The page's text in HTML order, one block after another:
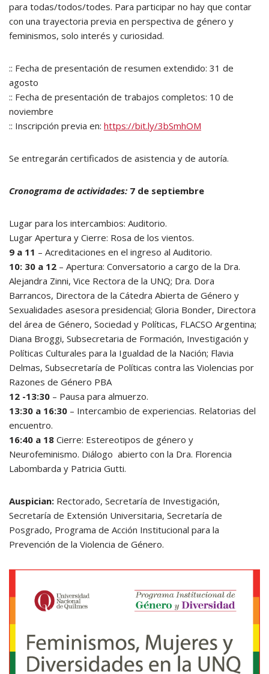
para todas/todos/todes. Para participar no hay que contar
con una trayectoria previa en perspectiva de género y
feminismos, solo interés y curiosidad.
:: Fecha de presentación de resumen extendido: 31 de
agosto
:: Fecha de presentación de trabajos completos: 10 de
noviembre
:: Inscripción previa en: https://bit.ly/3bSmhOM
Se entregarán certificados de asistencia y de autoría.
Cronograma de actividades: 7 de septiembre
Lugar para los intercambios: Auditorio.
Lugar Apertura y Cierre: Rosa de los vientos.
9 a 11 – Acreditaciones en el ingreso al Auditorio.
10: 30 a 12 – Apertura: Conversatorio a cargo de la Dra.
Alejandra Zinni, Vice Rectora de la UNQ; Dra. Dora
Barrancos, Directora de la Cátedra Abierta de Género y
Sexualidades asesora presidencial; Gloria Bonder, Directora
del área de Género, Sociedad y Políticas, FLACSO Argentina;
Diana Broggi, Subsecretaria de Formación, Investigación y
Políticas Culturales para la Igualdad de la Nación; Flavia
Delmas, Subsecretaría de Políticas contra las Violencias por
Razones de Género PBA
12 -13:30 – Pausa para almuerzo.
13:30 a 16:30 – Intercambio de experiencias. Relatorias del
encuentro.
16:40 a 18 Cierre: Estereotipos de género y
Neurofeminismo. Diálogo abierto con la Dra. Florencia
Labombarda y Patricia Gutti.
Auspician: Rectorado, Secretaría de Investigación,
Secretaría de Extensión Universitaria, Secretaría de
Posgrado, Programa de Acción Institucional para la
Prevención de la Violencia de Género.